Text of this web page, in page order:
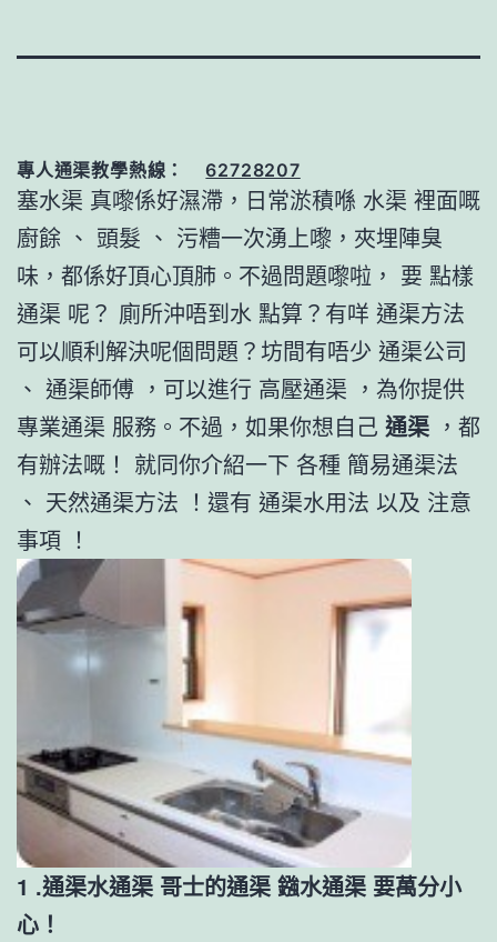
專人通渠教學熱線： 62728207
塞水渠 真嚟係好濕滯，日常淤積喺 水渠 裡面嘅
廚餘 、 頭髮 、 污糟一次湧上嚟，夾埋陣臭
味，都係好頂心頂肺。不過問題嚟啦， 要 點樣
通渠 呢？ 廁所沖唔到水 點算？有咩 通渠方法
可以順利解決呢個問題？坊間有唔少 通渠公司
、 通渠師傅 ，可以進行 高壓通渠 ，為你提供
專業通渠 服務。不過，如果你想自己 通渠 ，都
有辦法嘅！ 就同你介紹一下 各種 簡易通渠法
、 天然通渠方法 ！還有 通渠水用法 以及 注意
事項 ！
1 .通渠水通渠 哥士的通渠 鏹水通渠 要萬分小
心！